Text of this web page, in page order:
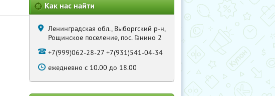
Как нас найти
Ленинградская обл., Выборгский р-н,
Рощинское поселение, пос. Ганино 2
+7(999)062-28-27 +7(931)541-04-34
ежедневно с 10.00 до 18.00